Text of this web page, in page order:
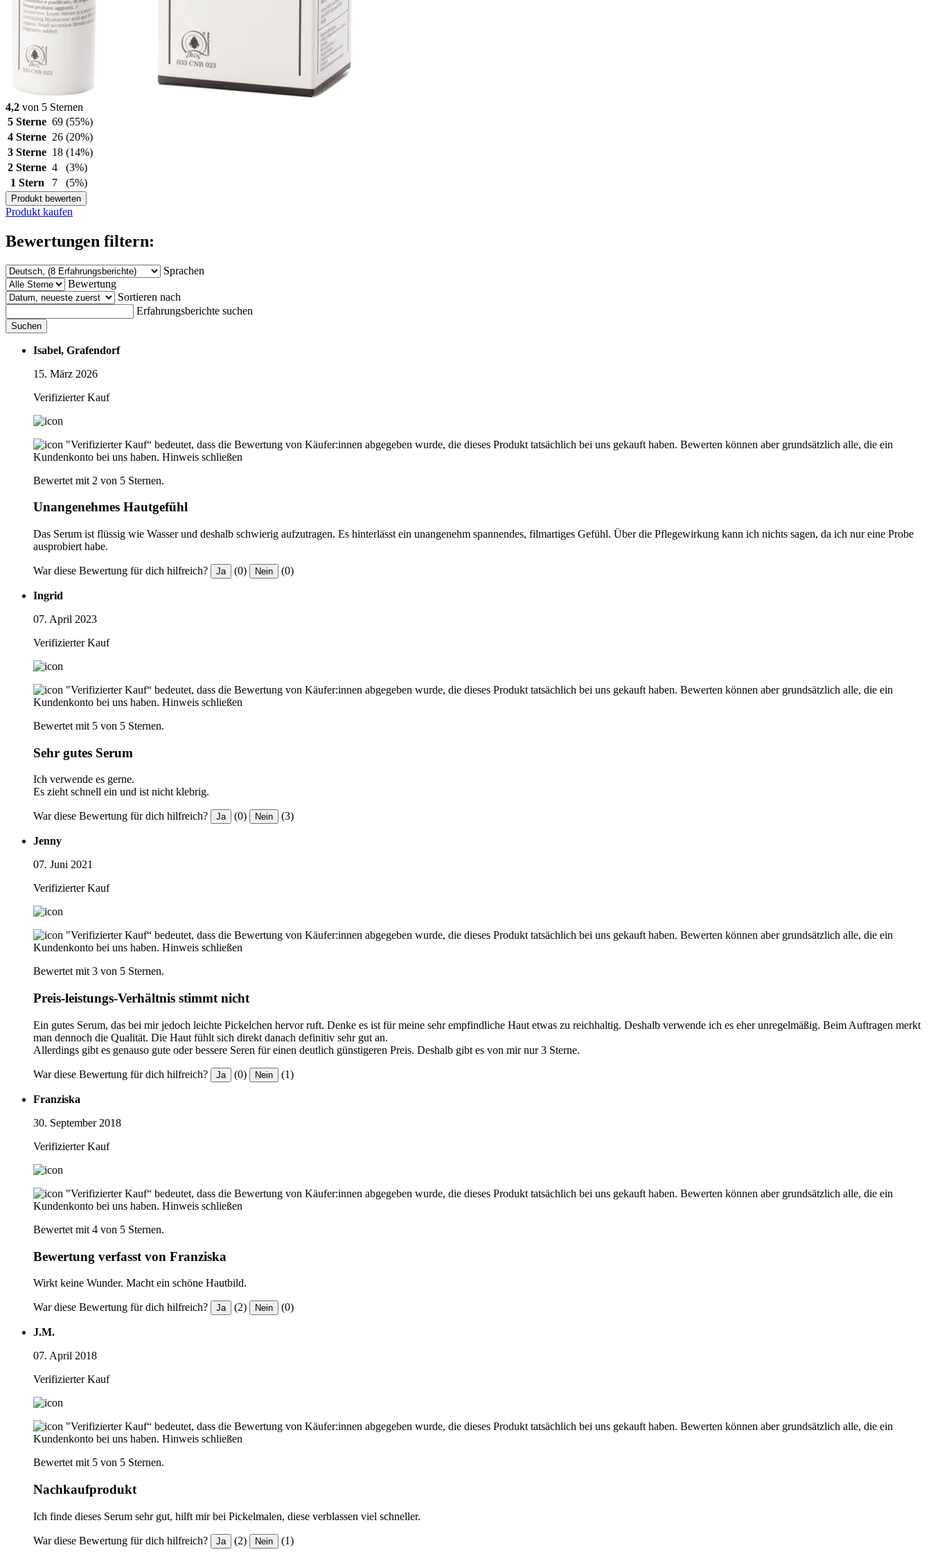
4,2 von 5 Sternen
5 Sterne 69 (55%)
4 Sterne 26 (20%)
3 Sterne 18 (14%)
2 Sterne 4
(3%)
1 Stern
7 (5%)
Produkt bewerten
Produkt kaufen
Bewertungen filtern:
Sprachen
Bewertung
Sortieren nach
Erfahrungsberichte suchen
Suchen
Isabel, Grafendorf
15. März 2026
Verifizierter Kauf
"Verifizierter Kauf“ bedeutet, dass die Bewertung von Käufer:innen abgegeben wurde, die dieses Produkt tatsächlich bei uns gekauft haben. Bewerten können aber grundsätzlich alle, die ein
Kundenkonto bei uns haben. Hinweis schließen
Bewertet mit 2 von 5 Sternen.
Unangenehmes Hautgefühl
Das Serum ist flüssig wie Wasser und deshalb schwierig aufzutragen. Es hinterlässt ein unangenehm spannendes, filmartiges Gefühl. Über die Pflegewirkung kann ich nichts sagen, da ich nur eine Probe
ausprobiert habe.
War diese Bewertung für dich hilfreich? Ja (0) Nein (0)
Ingrid
07. April 2023
Verifizierter Kauf
"Verifizierter Kauf“ bedeutet, dass die Bewertung von Käufer:innen abgegeben wurde, die dieses Produkt tatsächlich bei uns gekauft haben. Bewerten können aber grundsätzlich alle, die ein
Kundenkonto bei uns haben. Hinweis schließen
Bewertet mit 5 von 5 Sternen.
Sehr gutes Serum
Ich verwende es gerne.
Es zieht schnell ein und ist nicht klebrig.
War diese Bewertung für dich hilfreich? Ja (0) Nein (3)
Jenny
07. Juni 2021
Verifizierter Kauf
"Verifizierter Kauf“ bedeutet, dass die Bewertung von Käufer:innen abgegeben wurde, die dieses Produkt tatsächlich bei uns gekauft haben. Bewerten können aber grundsätzlich alle, die ein
Kundenkonto bei uns haben. Hinweis schließen
Bewertet mit 3 von 5 Sternen.
Preis-leistungs-Verhältnis stimmt nicht
Ein gutes Serum, das bei mir jedoch leichte Pickelchen hervor ruft. Denke es ist für meine sehr empfindliche Haut etwas zu reichhaltig. Deshalb verwende ich es eher unregelmäßig. Beim Auftragen merkt
man dennoch die Qualität. Die Haut fühlt sich direkt danach definitiv sehr gut an.
Allerdings gibt es genauso gute oder bessere Seren für einen deutlich günstigeren Preis. Deshalb gibt es von mir nur 3 Sterne.
War diese Bewertung für dich hilfreich? Ja (0) Nein (1)
Franziska
30. September 2018
Verifizierter Kauf
"Verifizierter Kauf“ bedeutet, dass die Bewertung von Käufer:innen abgegeben wurde, die dieses Produkt tatsächlich bei uns gekauft haben. Bewerten können aber grundsätzlich alle, die ein
Kundenkonto bei uns haben. Hinweis schließen
Bewertet mit 4 von 5 Sternen.
Bewertung verfasst von Franziska
Wirkt keine Wunder. Macht ein schöne Hautbild.
War diese Bewertung für dich hilfreich? Ja (2) Nein (0)
J.M.
07. April 2018
Verifizierter Kauf
"Verifizierter Kauf“ bedeutet, dass die Bewertung von Käufer:innen abgegeben wurde, die dieses Produkt tatsächlich bei uns gekauft haben. Bewerten können aber grundsätzlich alle, die ein
Kundenkonto bei uns haben. Hinweis schließen
Bewertet mit 5 von 5 Sternen.
Nachkaufprodukt
Ich finde dieses Serum sehr gut, hilft mir bei Pickelmalen, diese verblassen viel schneller.
War diese Bewertung für dich hilfreich? Ja (2) Nein (1)